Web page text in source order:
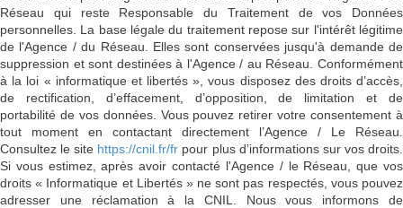
Réseau qui reste Responsable du Traitement de vos Données
personnelles. La base légale du traitement repose sur l'intérêt légitime
de l'Agence / du Réseau. Elles sont conservées jusqu'à demande de
suppression et sont destinées à l'Agence / au Réseau. Conformément
à la loi « informatique et libertés », vous disposez des droits d’accès,
de rectification, d’effacement, d’opposition, de limitation et de
portabilité de vos données. Vous pouvez retirer votre consentement à
tout moment en contactant directement l’Agence / Le Réseau.
Consultez le site https://cnil.fr/fr pour plus d’informations sur vos droits.
Si vous estimez, après avoir contacté l'Agence / le Réseau, que vos
droits « Informatique et Libertés » ne sont pas respectés, vous pouvez
adresser une réclamation à la CNIL. Nous vous informons de